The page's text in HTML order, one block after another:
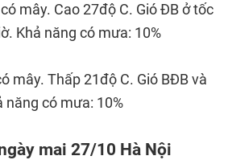
mây. Cao 27độ C. Gió ĐB ở tốc
Khả năng có mưa: 10%
mây. Thấp 21độ C. Gió BĐB và
có mưa: 10%
mai 27/10 Hà Nội